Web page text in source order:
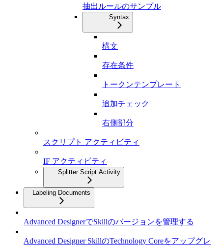
抽出ルールのサンプル
Syntax
構文
存在条件
トークンテンプレート
追加チェック
右側部分
スクリプト アクティビティ
IF アクティビティ
Splitter Script Activity
Labeling Documents
Advanced DesignerでSkillのバージョンを管理する
Advanced Designer SkillのTechnology Coreをアップグレ